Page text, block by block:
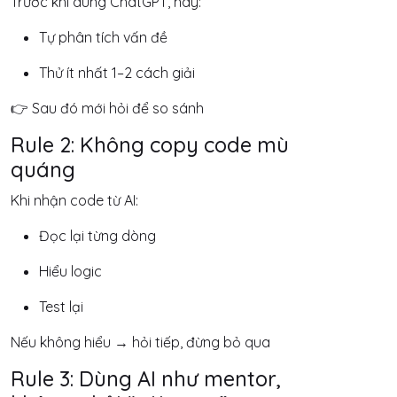
Tự phân tích vấn đề
Thử ít nhất 1–2 cách giải
👉 Sau đó mới hỏi để so sánh
Rule 2: Không copy code mù
quáng
Khi nhận code từ AI:
Đọc lại từng dòng
Hiểu logic
Test lại
Nếu không hiểu → hỏi tiếp, đừng bỏ qua
Rule 3: Dùng AI như mentor,